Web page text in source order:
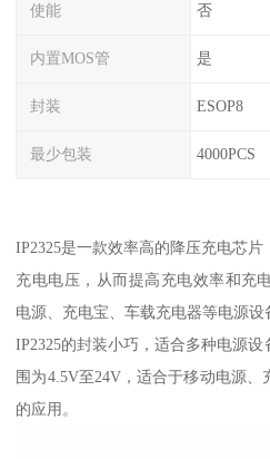
使能 否
内置MOS管 是
封装 ESOP8
最少包装 4000PCS
IP2325是一款效率高的降压充电芯
充电电压，从而提高充电效率和充
电源、充电宝、车载充电器等电源设
IP2325的封装小巧，适合多种电源
围为4.5V至24V，适合于移动电源
的应用。